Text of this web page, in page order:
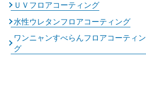
ＵＶフロアコーティング
水性ウレタンフロアコーティング
ワンニャンすべらんフロアコーティン
グ